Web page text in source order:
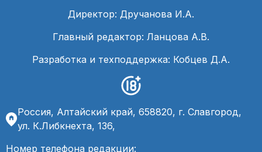
Директор: Дручанова И.А.
Главный редактор: Ланцова А.В.
Разработка и техподдержка: Кобцев Д.А.
Россия, Алтайский край, 658820, г. Славгород,
ул. К.Либкнехта, 136,
Номер телефона редакции: